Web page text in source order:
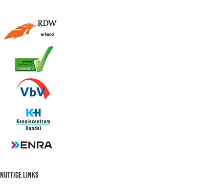
NUTTIGE LINKS